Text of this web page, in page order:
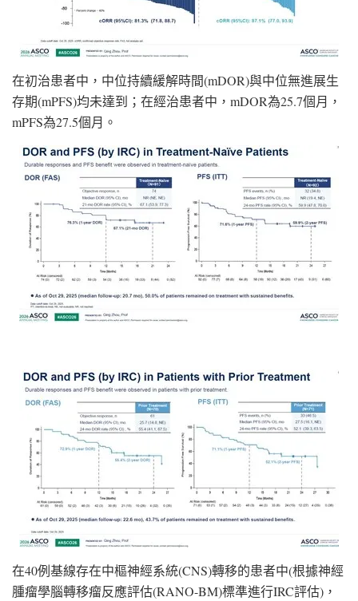
在初治患者中，中位持續緩解時間(mDOR)與中位無進展生
存期(mPFS)均未達到；在經治患者中，mDOR為25.7個月，
mPFS為27.5個月。
在40例基線存在中樞神經系統(CNS)轉移的患者中(根據神經
腫瘤學腦轉移瘤反應評估(RANO-BM)標準進行IRC評估)，